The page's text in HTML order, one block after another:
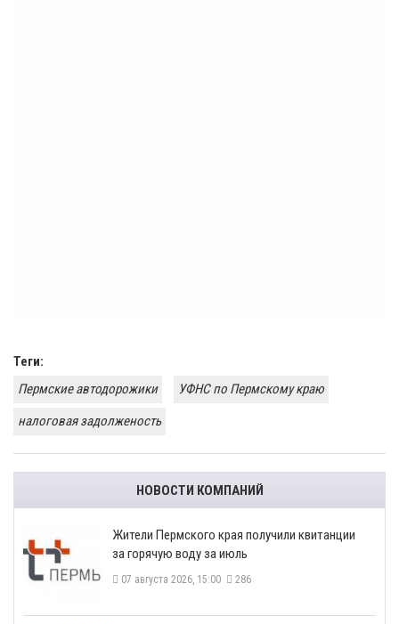
Теги:
Пермские автодорожики
УФНС по Пермскому краю
налоговая задолженость
НОВОСТИ КОМПАНИЙ
​Жители Пермского края получили квитанции
за горячую воду за июль
07 августа 2026, 15:00 286